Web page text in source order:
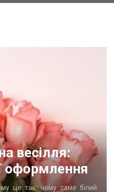
весілля:
оформлення
це так: чому саме білий